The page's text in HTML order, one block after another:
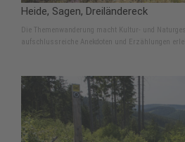
Heide, Sagen, Dreiländereck
Die Themenwanderung macht Kultur- und
aufschlussreiche Anekdoten und Erzählungen